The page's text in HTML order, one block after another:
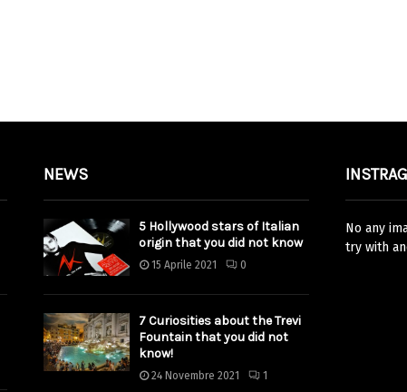
NEWS
5 Hollywood stars of Italian
origin that you did not know
15 Aprile 2021 0
7 Curiosities about the Trevi
Fountain that you did not
know!
24 Novembre 2021 1
No any
try with